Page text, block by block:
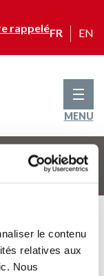
le contenu
relatives aux
Nous
rappeléFR EN
MENU